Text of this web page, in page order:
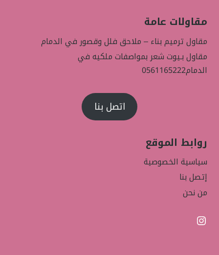
مقاولات عامة
مقاول ترميم بناء – ملاحق فلل وقصور في الدمام
مقاول بـيوت شعر بمواصفات ملكيه في
الدمام0561165222
اتصل بنا
روابط الموقع
سياسية الخصوصية
إتصل بنا
من نحن
إنستجرام